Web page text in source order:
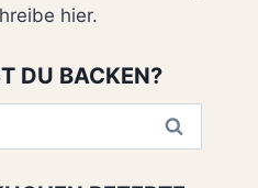
hier.
DU BACKEN?